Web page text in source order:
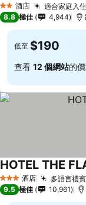
2 星級酒店 適合家庭入
8.8 極佳 4,944
低至 $190
查看 12 個網站的
3 星級 酒店 多語言禮
HOTEL THE
9.5 極佳 10,961